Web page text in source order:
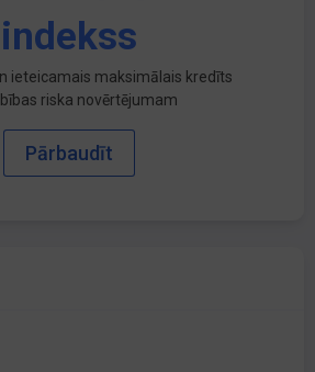
indekss
ieteicamais maksimālais kredīts
riska novērtējumam
Pārbaudīt